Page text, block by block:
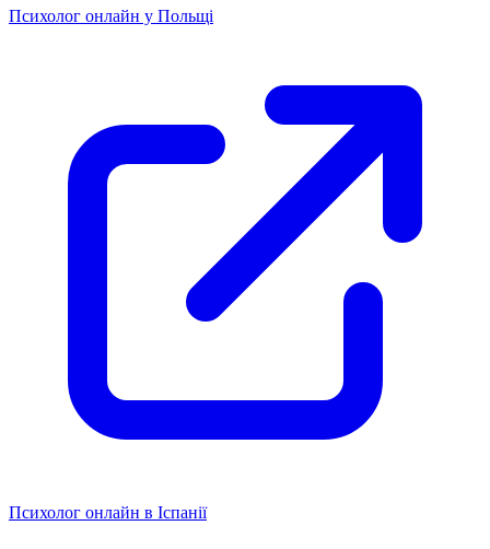
Психолог онлайн у Польщі
Психолог онлайн в Іспанії